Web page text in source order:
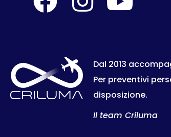
Dal 2013
Per preventivi
disposizione.
Il team Criluma